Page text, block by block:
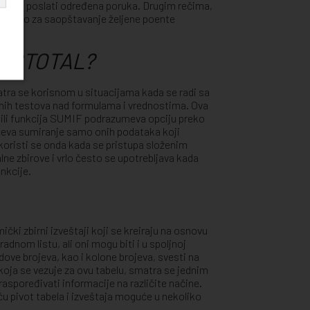
želi poslati određena poruka. Drugim rečima,
za saopštavanje željene poente
se korisnom u situacijama kada se radi sa
testova nad formulama i vrednostima. Ova
funkcija SUMIF podrazumeva opciju preko
sumiranje samo onih podataka koji
se onda kada se pristupa složenim
zbirove i vrlo često se upotrebljava kada
zbirni izveštaji koji se kreiraju na osnovu
listu, ali oni mogu biti i u spoljnoj
brojeva, kao i kolone brojeva, svesti na
se vezuje za ovu tabelu, smatra se jednim
informacije na različite načine.
pivot tabela i izveštaja moguće u nekoliko